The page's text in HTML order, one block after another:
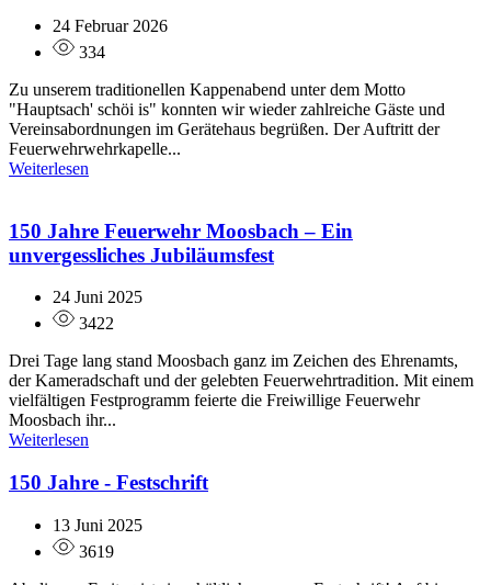
24 Februar 2026
334
Zu unserem traditionellen Kappenabend unter dem Motto
"Hauptsach' schöi is" konnten wir wieder zahlreiche Gäste und
Vereinsabordnungen im Gerätehaus begrüßen. Der Auftritt der
Feuerwehrwehrkapelle...
Weiterlesen
150 Jahre Feuerwehr Moosbach – Ein
unvergessliches Jubiläumsfest
24 Juni 2025
3422
Drei Tage lang stand Moosbach ganz im Zeichen des Ehrenamts,
der Kameradschaft und der gelebten Feuerwehrtradition. Mit einem
vielfältigen Festprogramm feierte die Freiwillige Feuerwehr
Moosbach ihr...
Weiterlesen
150 Jahre - Festschrift
13 Juni 2025
3619